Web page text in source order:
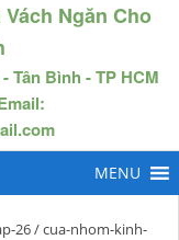
Ngăn Cho
Tân Bình - TP HCM
26/ cua-nhom-kinh-